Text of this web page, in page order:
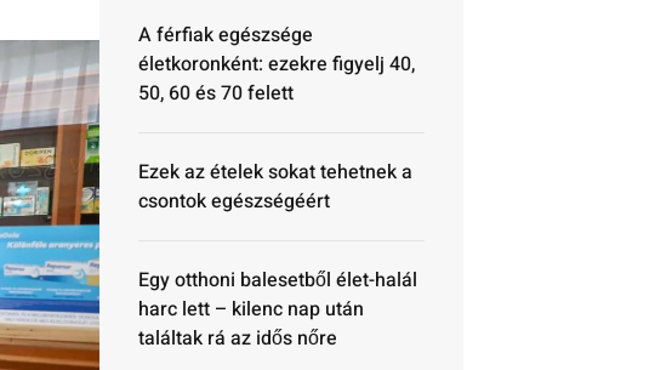
A férfiak egészsége
életkoronként: ezekre figyelj 40,
50, 60 és 70 felett
Ezek az ételek sokat tehetnek a
csontok egészségéért
Egy otthoni balesetből élet-halál
harc lett – kilenc nap után
találtak rá az idős nőre